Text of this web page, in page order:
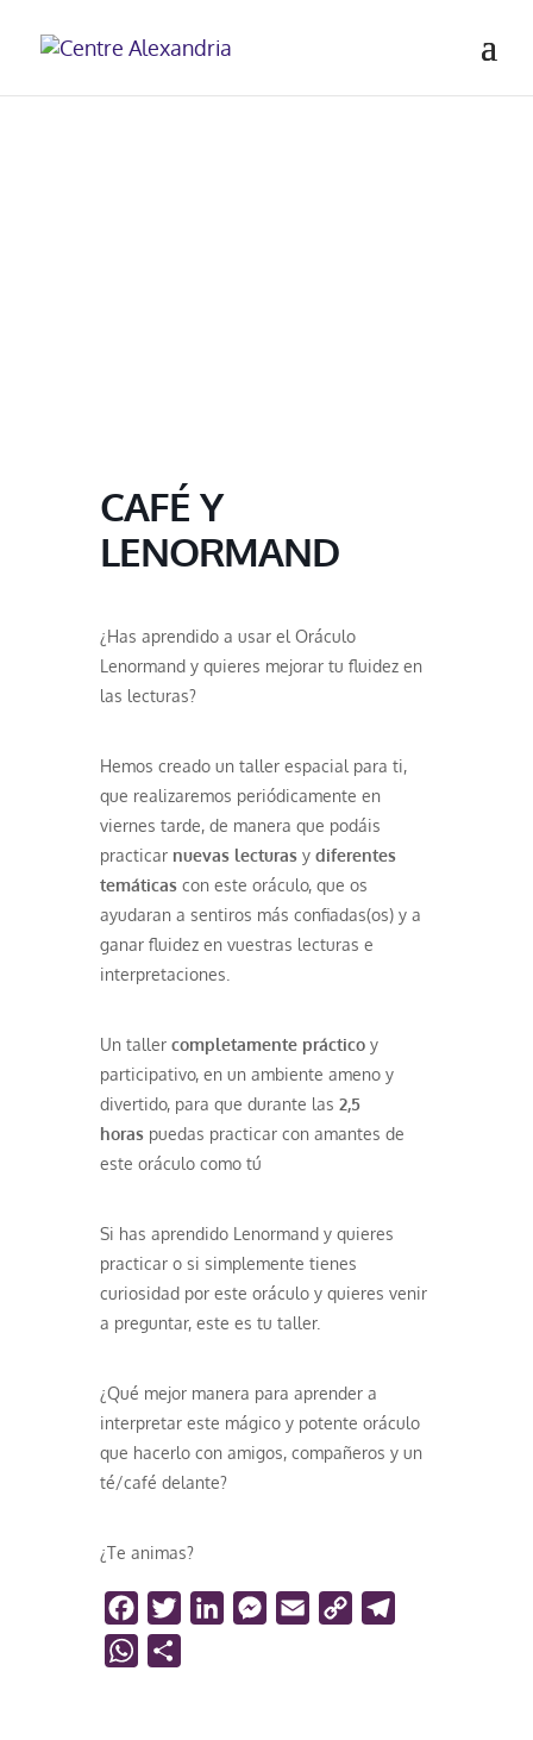
CAFÉ Y
LENORMAND
¿Has aprendido a usar el Oráculo
Lenormand y quieres mejorar tu fluidez en
las lecturas?
Hemos creado un taller espacial para ti,
que realizaremos periódicamente en
viernes tarde, de manera que podáis
practicar nuevas lecturas y diferentes
temáticas con este oráculo, que os
ayudaran a sentiros más confiadas(os) y a
ganar fluidez en vuestras lecturas e
interpretaciones.
Un taller completamente práctico y
participativo, en un ambiente ameno y
divertido, para que durante las 2,5
horas puedas practicar con amantes de
este oráculo como tú
Si has aprendido Lenormand y quieres
practicar o si simplemente tienes
curiosidad por este oráculo y quieres venir
a preguntar, este es tu taller.
¿Qué mejor manera para aprender a
interpretar este mágico y potente oráculo
que hacerlo con amigos, compañeros y un
té/café delante?
¿Te animas?
FacebookTwitterLinkedInMessenger
Email
Copy
WhatsApp